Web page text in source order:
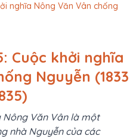
nghĩa Nông Văn Vân chống
Cuộc khởi nghĩa
Nguyễn (1833
Nông Văn Vân là một
nhà Nguyễn của các